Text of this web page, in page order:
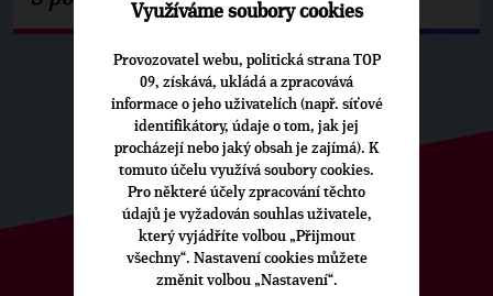
ODEBÍREJTE NÁŠ TOPOVÝ
Využíváme soubory cookies
Provozovatel webu, politická strana TOP
09, získává, ukládá a zpracovává
informace o jeho uživatelích (např. síťové
identifikátory, údaje o tom, jak jej
procházejí nebo jaký obsah je zajímá). K
tomuto účelu využívá soubory cookies.
Pro některé účely zpracování těchto
údajů je vyžadován souhlas uživatele,
který vyjádříte volbou „Přijmout
všechny“. Nastavení cookies můžete
změnit volbou „Nastavení“.